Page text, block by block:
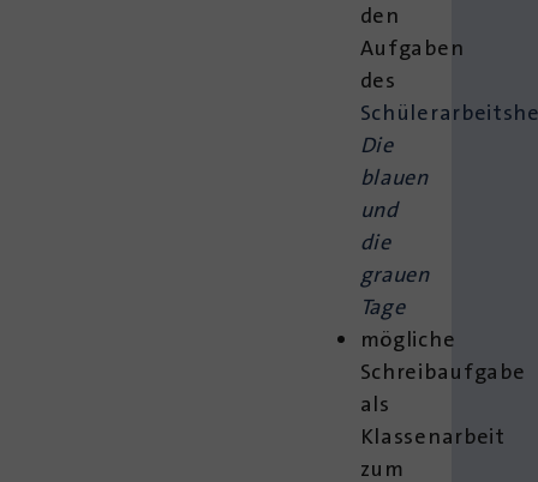
den
Aufgaben
des
Die
blauen
und
die
grauen
Tage
mögliche
Schreibaufgabe
als
Klassenarbeit
zum